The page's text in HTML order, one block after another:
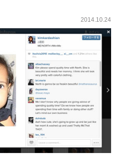
2014.10.24